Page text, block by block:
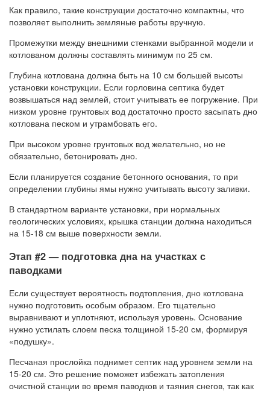
Как правило, такие конструкции достаточно компактны, что
позволяет выполнить земляные работы вручную.
Промежутки между внешними стенками выбранной модели и
котлованом должны составлять минимум по 25 см.
Глубина котлована должна быть на 10 см большей высоты
установки конструкции. Если горловина септика будет
возвышаться над землей, стоит учитывать ее погружение. При
низком уровне грунтовых вод достаточно просто засыпать дно
котлована песком и утрамбовать его.
При высоком уровне грунтовых вод желательно, но не
обязательно, бетонировать дно.
Если планируется создание бетонного основания, то при
определении глубины ямы нужно учитывать высоту заливки.
В стандартном варианте установки, при нормальных
геологических условиях, крышка станции должна находиться
на 15-18 см выше поверхности земли.
Этап #2 — подготовка дна на участках с
паводками
Если существует вероятность подтопления, дно котлована
нужно подготовить особым образом. Его тщательно
выравнивают и уплотняют, используя уровень. Основание
нужно устилать слоем песка толщиной 15-20 см, формируя
«подушку».
Песчаная прослойка поднимет септик над уровнем земли на
15-20 см. Это решение поможет избежать затопления
очистной станции во время паводков и таяния снегов, так как